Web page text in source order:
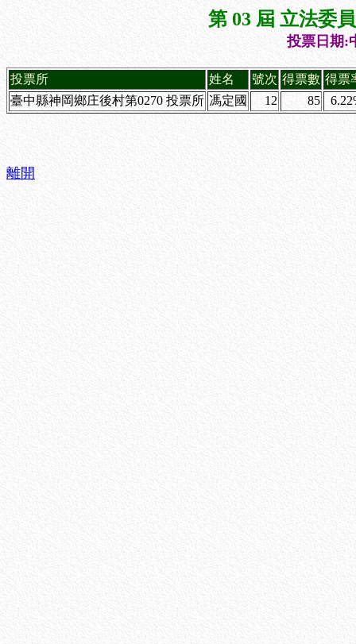
第 03 屆 立法委
投票日期:
投票所 姓名 號次 得票數 得票
臺中縣神岡鄉庄後村第0270 投票所 馮定國 12 85
離開